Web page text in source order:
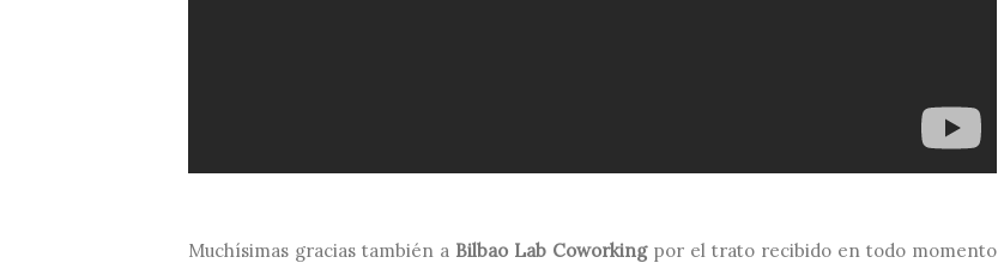
Muchísimas gracias también a Bilbao Lab Coworkingpor el trato recibido en todo momento